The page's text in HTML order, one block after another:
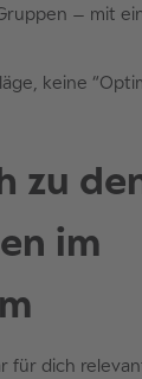
– mit
keine
zu
im
für dich